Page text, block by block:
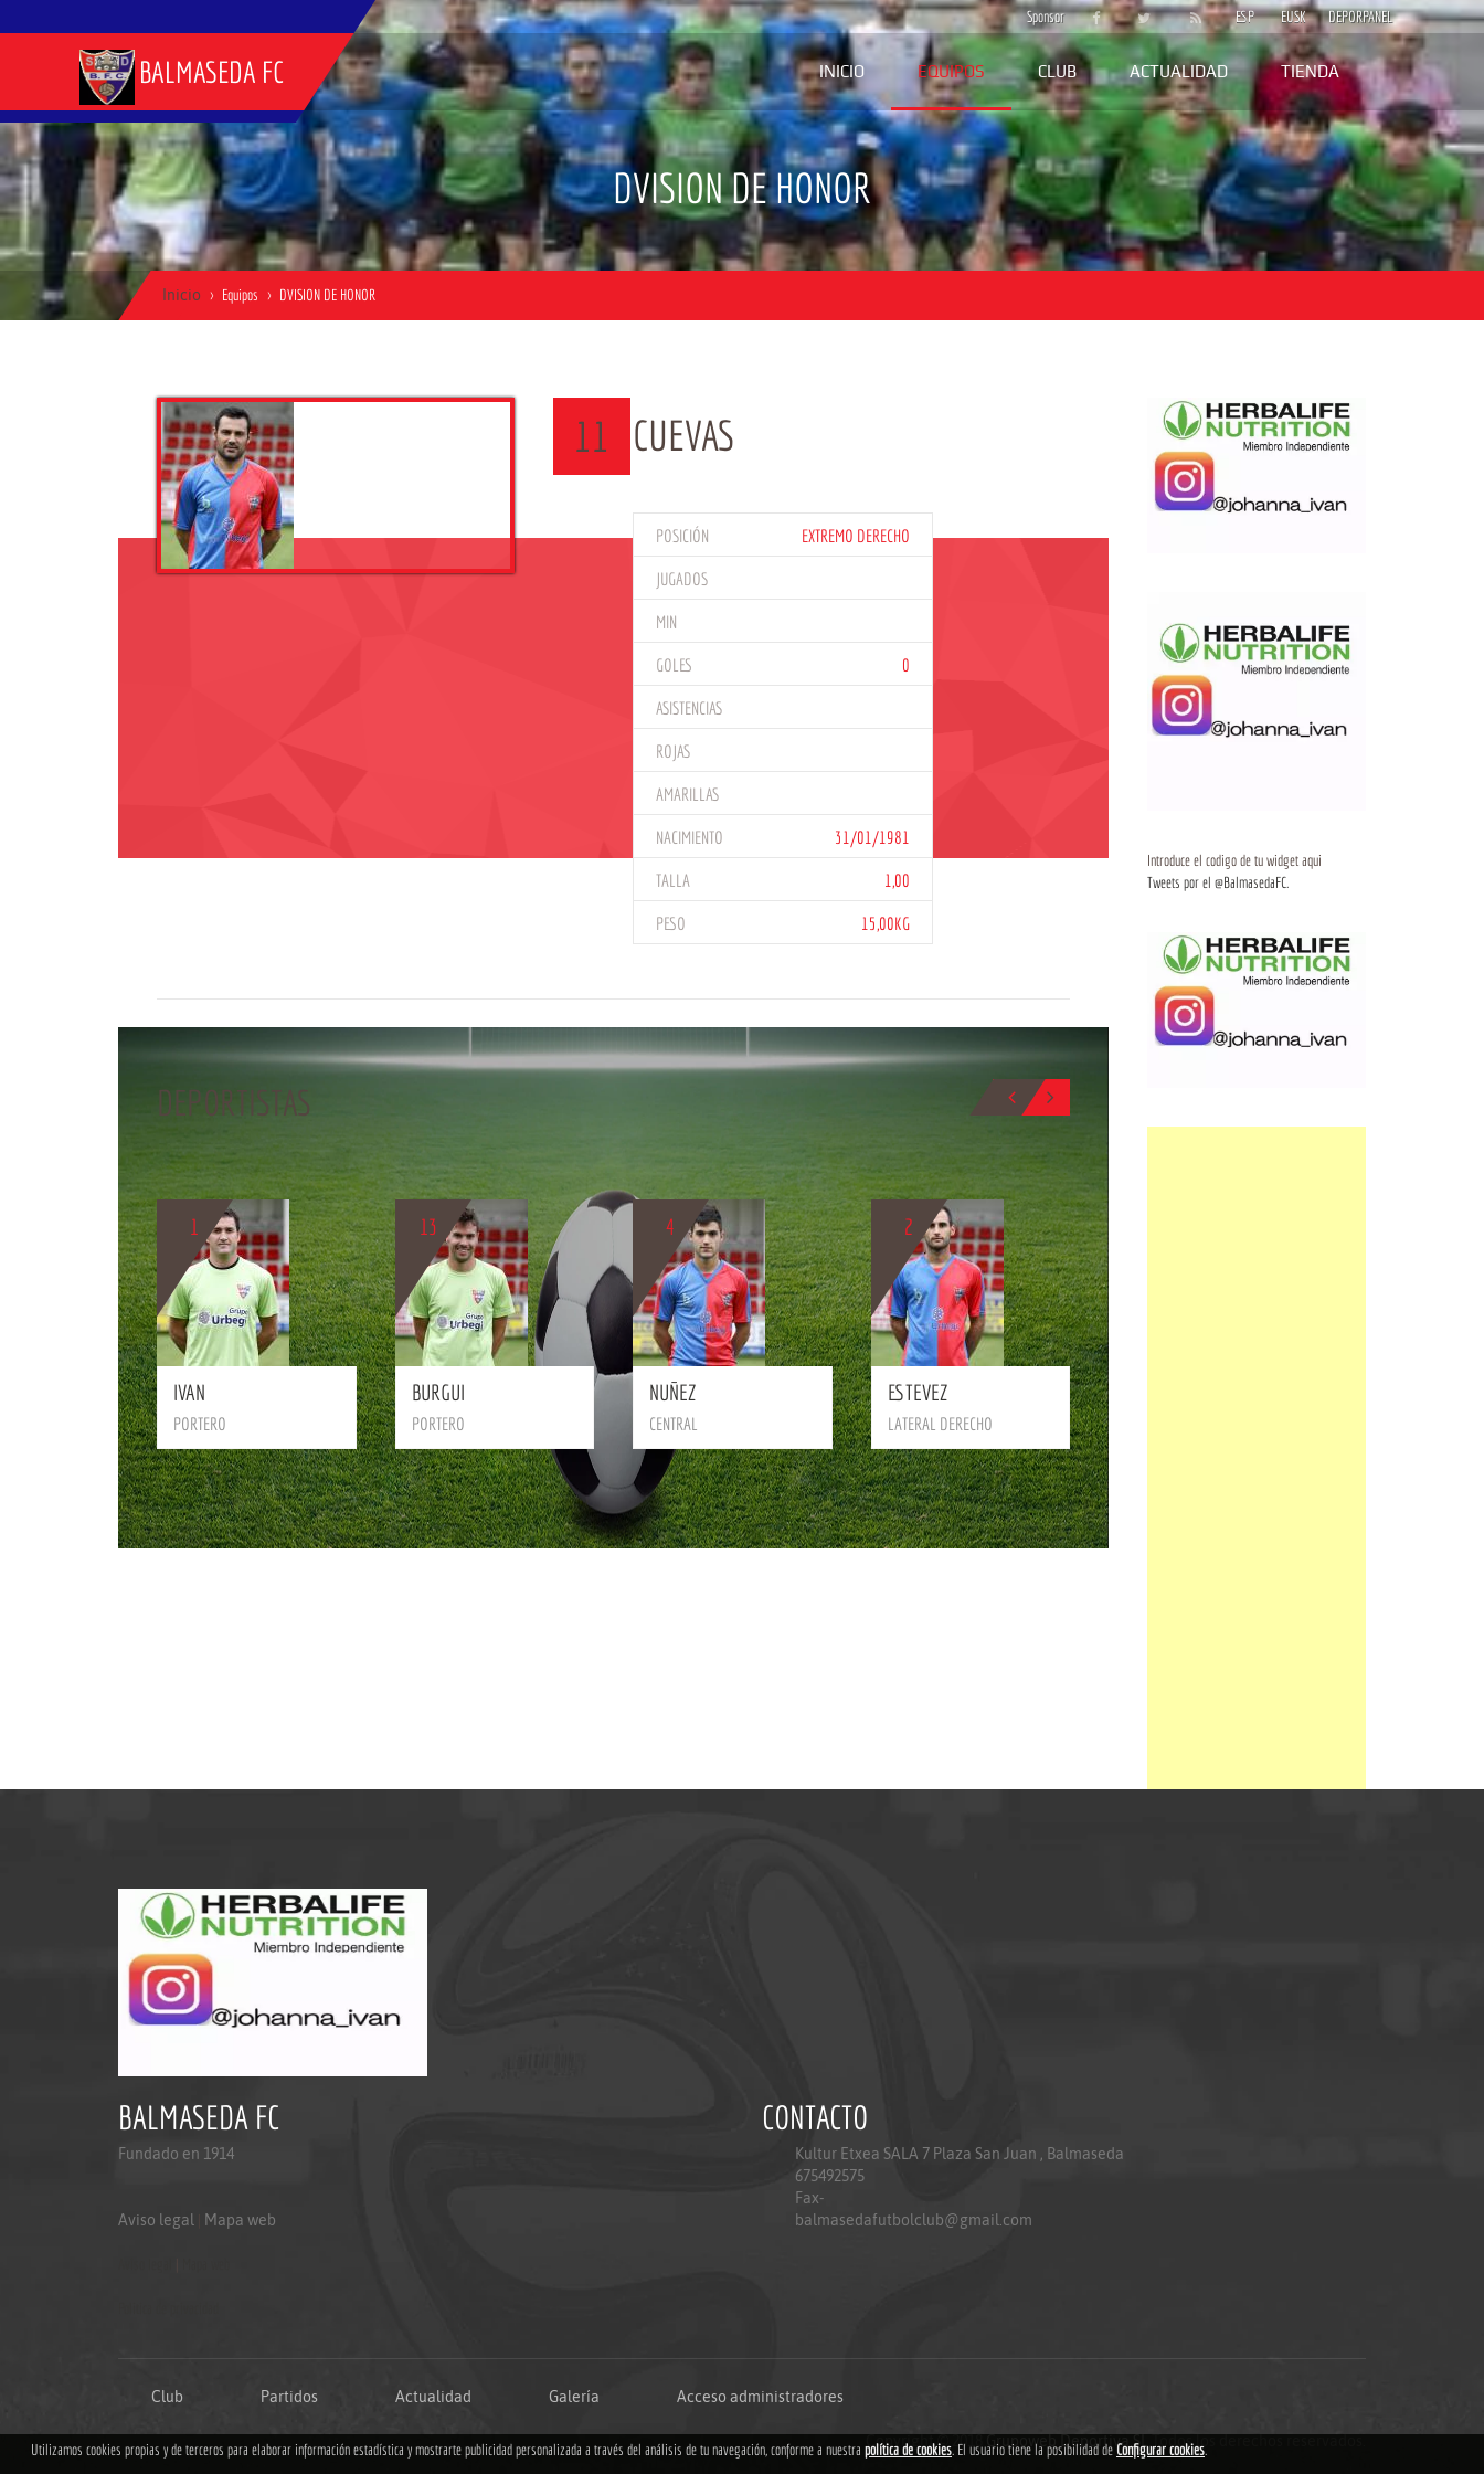
Sponsor ESP EUSK DEPORPANEL
BALMASEDA FC INICIO EQUIPOS CLUB ACTUALIDAD TIENDA
DVISION DE HONOR
Inicio Equipos DVISION DE HONOR
11 CUEVAS
POSICIÓN EXTREMO DERECHO
JUGADOS
MIN
GOLES 0
ASISTENCIAS
ROJAS
AMARILLAS
NACIMIENTO 31/01/1981
TALLA 1,00
PESO 15,00KG
DEPORTISTAS
1
BIO
IVAN
PORTERO
13
BIO
BURGUI
PORTERO
4
BIO
NUÑEZ
CENTRAL
2
ESTEVEZ
LATERAL DERECHO
BIO
Introduce el codigo de tu widget aqui
Tweets por el @BalmasedaFC.
BALMASEDA FC
Fundado en 1914
Aviso legal Mapa web
CONTACTO
Kultur Etxea SALA 7 Plaza San Juan , Balmaseda
675492575
Fax-
balmasedafutbolclub@gmail.com
Club Partidos Actualidad Galería Acceso administradores
Copyright © 2018 Grupoweb Deportiva SL .Todos los derechos reservados.
Utilizamos cookies propias y de terceros para elaborar información estadística y mostrarte publicidad personalizada a través del análisis de tu navegación, conforme a nuestra política de cookies. El usuario tiene la posibilidad de Configurar cookies.